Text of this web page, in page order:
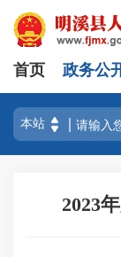
首页 政务公
2023